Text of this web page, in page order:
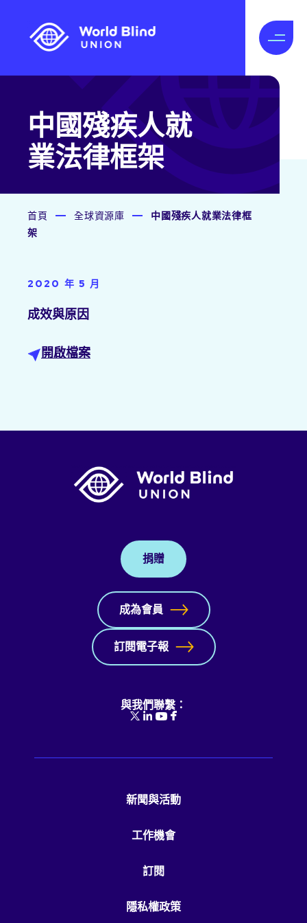
中國殘疾人就
業法律框架
首頁 全球資源庫
中國殘疾人就業法律框
架
2020 年 5 月
成效與原因
開啟檔案
捐贈
成為會員
訂閱電子報
與我們聯繫：
新聞與活動
工作機會
訂閱
隱私權政策